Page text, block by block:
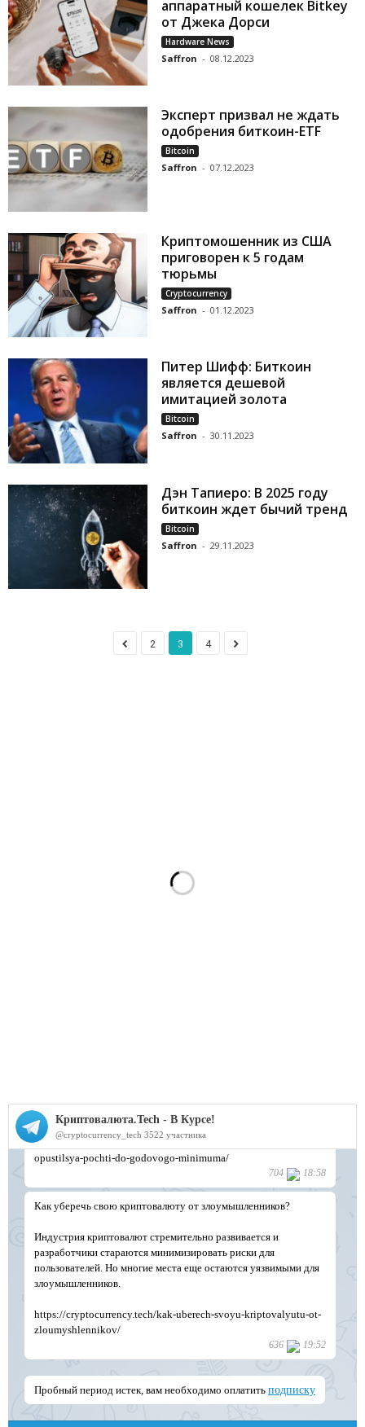
аппаратный кошелек Bitkey
от Джека Дорси
Hardware News
Saffron - 08.12.2023
Эксперт призвал не ждать
одобрения биткоин-ETF
Bitcoin
Saffron - 07.12.2023
Криптомошенник из США
приговорен к 5 годам
тюрьмы
Cryptocurrency
Saffron - 01.12.2023
Питер Шифф: Биткоин
является дешевой
имитацией золота
Bitcoin
Saffron - 30.11.2023
Дэн Тапиеро: В 2025 году
биткоин ждет бычий тренд
Bitcoin
Saffron - 29.11.2023
2 3 4